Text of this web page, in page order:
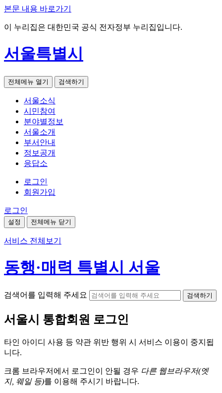
본문 내용 바로가기
이 누리집은 대한민국 공식 전자정부 누리집입니다.
서울특별시
전체메뉴 열기 검색하기
서울소식
시민참여
분야별정보
서울소개
부서안내
정보공개
응답소
로그인
회원가입
로그인
설정 전체메뉴 닫기
서비스 전체보기
동행·매력 특별시 서울
검색어를 입력해 주세요 검색하기
서울시 통합회원 로그인
타인 아이디 사용 등 약관 위반 행위 시 서비스 이용이 중지됩
니다.
크롬 브라우저에서 로그인이 안될 경우 다른 웹브라우저(엣
지, 웨일 등)를 이용해 주시기 바랍니다.